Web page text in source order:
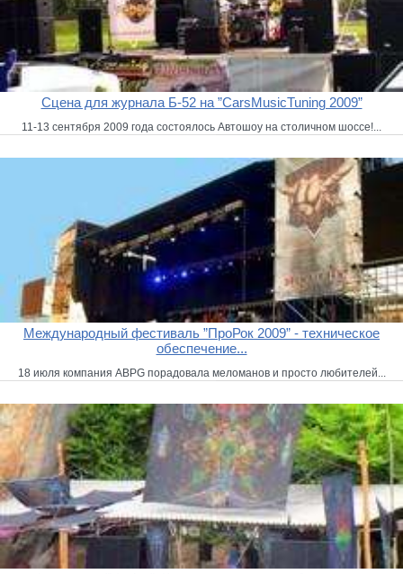
Сцена для журнала Б-52 на ”CarsMusicTuning 2009”
11-13 сентября 2009 года состоялось Автошоу на столичном шоссе!...
Международный фестиваль ”ПроРок 2009” - техническое
обеспечение...
18 июля компания ABPG порадовала меломанов и просто любителей...